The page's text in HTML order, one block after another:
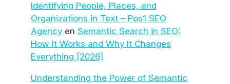
Identifying People, Places, and
Organizations in Text – Pos1 SEO
Agency en Semantic Search in SEO:
How It Works and Why It Changes
Everything [2026]
Understanding the Power of Semantic